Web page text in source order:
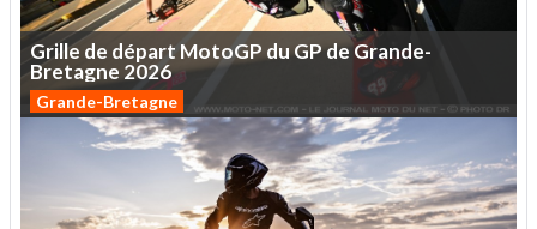
Grille de départ MotoGP duGPdeGrande-
Bretagne 2026
Grande-Bretagne